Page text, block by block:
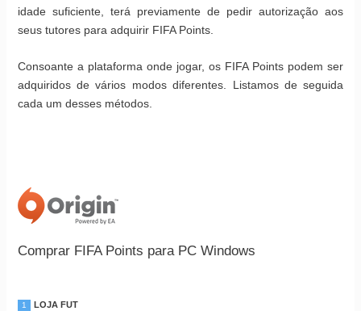
idade suficiente, terá previamente de pedir autorização aos
seus tutores para adquirir FIFA Points.
Consoante a plataforma onde jogar, os FIFA Points podem ser
adquiridos de vários modos diferentes. Listamos de seguida
cada um desses métodos.
Comprar FIFA Points para PC Windows
1 LOJA FUT